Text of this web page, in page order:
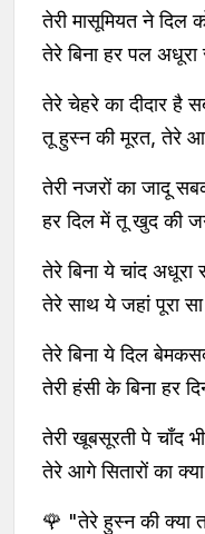
तेरी मासूमियत ने दिल
तेरे बिना हर पल
तेरे चेहरे का दीदार
तू हुस्न की मूरत, तेरे
तेरी नजरों का जादू
हर दिल में तू खुद की
तेरे बिना ये चांद
तेरे साथ ये जहां पूरा
तेरे बिना ये दिल
तेरी हंसी के बिना हर
तेरी खूबसूरती पे चाँद
तेरे आगे सितारों का
🌹 "तेरे हुस्न की क्या